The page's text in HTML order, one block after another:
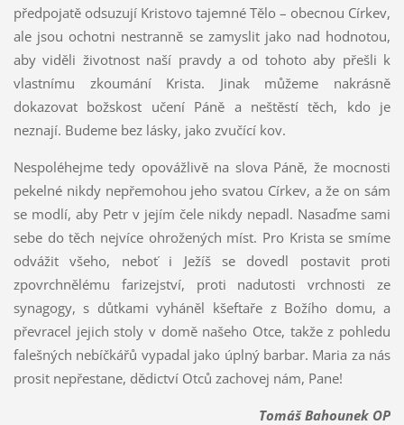
předpojatě odsuzují Kristovo tajemné Tělo – obecnou Církev,
ale jsou ochotni nestranně se zamyslit jako nad hodnotou,
aby viděli životnost naší pravdy a od tohoto aby přešli k
vlastnímu zkoumání Krista. Jinak můžeme nakrásně
dokazovat božskost učení Páně a neštěstí těch, kdo je
neznají. Budeme bez lásky, jako zvučící kov.
Nespoléhejme tedy opovážlivě na slova Páně, že mocnosti
pekelné nikdy nepřemohou jeho svatou Církev, a že on sám
se modlí, aby Petr v jejím čele nikdy nepadl. Nasaďme sami
sebe do těch nejvíce ohrožených míst. Pro Krista se smíme
odvážit všeho, neboť i Ježíš se dovedl postavit proti
zpovrchnělému farizejství, proti nadutosti vrchnosti ze
synagogy, s důtkami vyháněl kšeftaře z Božího domu, a
převracel jejich stoly v domě našeho Otce, takže z pohledu
falešných nebíčkářů vypadal jako úplný barbar. Maria za nás
prosit nepřestane, dědictví Otců zachovej nám, Pane!
Tomáš Bahounek OP